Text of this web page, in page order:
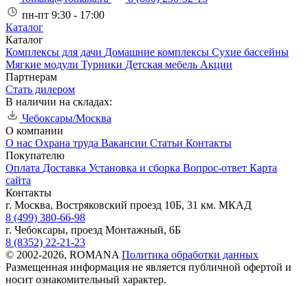
пн-пт 9:30 - 17:00
Каталог
Каталог
Комплексы для дачи Домашние комплексы Сухие бассейны
Мягкие модули Турники Детская мебель Акции
Партнерам
Стать дилером
В наличии на складах:
Чебоксары/Москва
О компании
О нас Охрана труда Вакансии Статьи Контакты
Покупателю
Оплата Доставка Установка и сборка Вопрос-ответ Карта
сайта
Контакты
г. Москва, Востряковский проезд 10Б, 31 км. МКАД
8 (499) 380-66-98
г. Чебоксары, проезд Монтажный, 6Б
8 (8352) 22-21-23
© 2002-2026, ROMANA Политика обработки данных
Размещенная информация не является публичной офертой и
носит ознакомительный характер.